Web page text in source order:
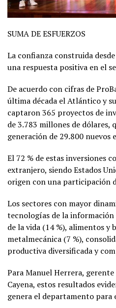
SUMA DE ESFUERZOS
La confianza construida
una respuesta positiva en el
De acuerdo con cifras de
última década el Atlántico y
captaron 365 proyectos de
de 3.783 millones de dólares,
generación de 29.800 nuevos
El 72 % de estas inversiones
extranjero, siendo Estados
origen con una participación
Los sectores con mayor
tecnologías de la información
de la vida (14 %), alimentos y
metalmecánica (7 %),
productiva diversificada y
Para Manuel Herrera,
Cayena, estos resultados
genera el departamento para